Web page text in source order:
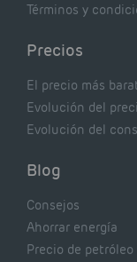
Términos y
Precios
El precio más
Evolución del
Evolución del
Blog
Consejos
Ahorrar energía
Precio de petróleo